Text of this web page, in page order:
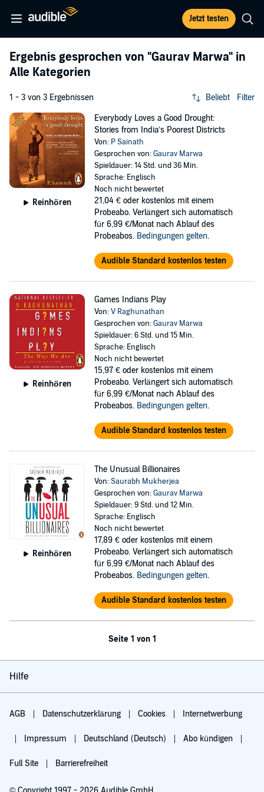
Jetzt testen
Ergebnis gesprochen von "Gaurav Marwa" in
Alle Kategorien
1 - 3 von 3 Ergebnissen Beliebt Filter
Reinhören
Everybody Loves a Good Drought:
Stories from India’s Poorest Districts
Von: P Sainath
Gesprochen von:Gaurav Marwa
Spieldauer: 14 Std. und 36 Min.
Sprache: Englisch
Noch nicht bewertet
21,04 € oder kostenlos mit einem
Probeabo. Verlängert sich automatisch
für 6,99 €/Monat nach Ablauf des
Probeabos. Bedingungen gelten.
Audible Standard kostenlos testen
Reinhören
Games Indians Play
Von:V Raghunathan
Gesprochen von:Gaurav Marwa
Spieldauer: 6 Std. und 15 Min.
Sprache: Englisch
Noch nicht bewertet
15,97 € oder kostenlos mit einem
Probeabo. Verlängert sich automatisch
für 6,99 €/Monat nach Ablauf des
Probeabos. Bedingungen gelten.
Audible Standard kostenlos testen
Reinhören
The Unusual Billionaires
Von:Saurabh Mukherjea
Gesprochen von:Gaurav Marwa
Spieldauer: 9 Std. und 12 Min.
Sprache: Englisch
Noch nicht bewertet
17,89 € oder kostenlos mit einem
Probeabo. Verlängert sich automatisch
für 6,99 €/Monat nach Ablauf des
Probeabos. Bedingungen gelten.
Audible Standard kostenlos testen
Seite 1 von 1
Hilfe
AGB Datenschutzerklärung Cookies Internetwerbung
Impressum Deutschland (Deutsch) Abo kündigen
Full Site Barrierefreiheit